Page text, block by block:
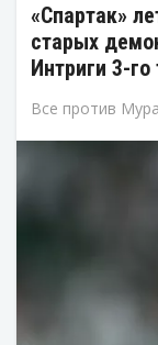
«Спартак»
старых
Интриги 3-го
Все против